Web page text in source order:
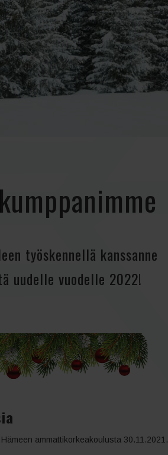
työskennellä kanssanne
uudelle vuodelle 2022!
ammattikorkeakoulusta 30.11.2021.